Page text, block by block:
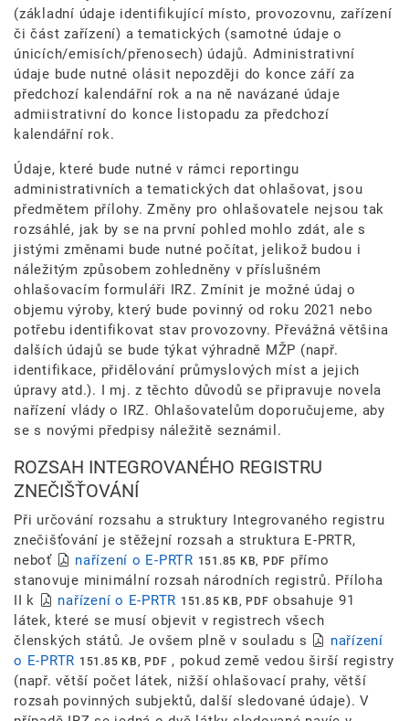
(základní údaje identifikující místo, provozovnu, zařízení
či část zařízení) a tematických (samotné údaje o
únicích/emisích/přenosech) údajů. Administrativní
údaje bude nutné olásit nepozději do konce září za
předchozí kalendářní rok a na ně navázané údaje
admiistrativní do konce listopadu za předchozí
kalendářní rok.
Údaje, které bude nutné v rámci reportingu
administrativních a tematických dat ohlašovat, jsou
předmětem přílohy. Změny pro ohlašovatele nejsou tak
rozsáhlé, jak by se na první pohled mohlo zdát, ale s
jistými změnami bude nutné počítat, jelikož budou i
náležitým způsobem zohledněny v příslušném
ohlašovacím formuláři IRZ. Zmínit je možné údaj o
objemu výroby, který bude povinný od roku 2021 nebo
potřebu identifikovat stav provozovny. Převážná většina
dalších údajů se bude týkat výhradně MŽP (např.
identifikace, přidělování průmyslových míst a jejich
úpravy atd.). I mj. z těchto důvodů se připravuje novela
nařízení vlády o IRZ. Ohlašovatelům doporučujeme, aby
se s novými předpisy náležitě seznámil.
ROZSAH INTEGROVANÉHO REGISTRU
ZNEČIŠŤOVÁNÍ
Při určování rozsahu a struktury Integrovaného registru
znečišťování je stěžejní rozsah a struktura E-PRTR,
neboť
nařízení o E-PRTR 151.85 KB, PDF přímo
stanovuje minimální rozsah národních registrů. Příloha
II k
nařízení o E-PRTR 151.85 KB, PDF obsahuje 91
látek, které se musí objevit v registrech všech
členských států. Je ovšem plně v souladu s
nařízení
o E-PRTR 151.85 KB, PDF , pokud země vedou širší registry
(např. větší počet látek, nižší ohlašovací prahy, větší
rozsah povinných subjektů, další sledované údaje). V